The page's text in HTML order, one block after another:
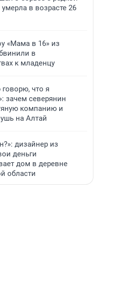
в возрасте 26
«Мама в 16» из
в
к младенцу
что я
зачем северянин
компанию и
на Алтай
дизайнер из
деньги
дом в деревне
области